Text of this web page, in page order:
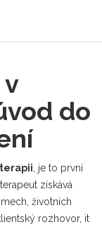
do
je to první
získává
životních
rozhovor, it